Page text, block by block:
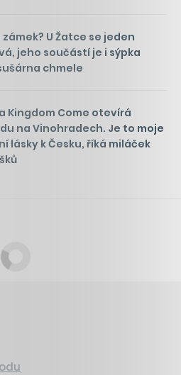
zámek? U Žatce se jeden
jeho součástí je i sýpka
chmele
Kingdom Come otevírá
na Vinohradech. Je to moje
lásky k Česku, říká miláček